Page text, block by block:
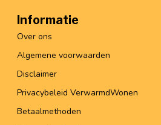
Informatie
Over ons
Algemene voorwaarden
Disclaimer
Privacybeleid VerwarmdWonen
Betaalmethoden